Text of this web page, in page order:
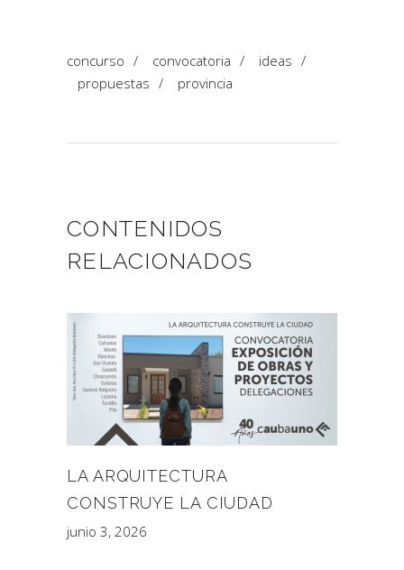
concurso / convocatoria / ideas /
propuestas / provincia
CONTENIDOS
RELACIONADOS
LA ARQUITECTURA
CONSTRUYE LA CIUDAD
junio 3, 2026